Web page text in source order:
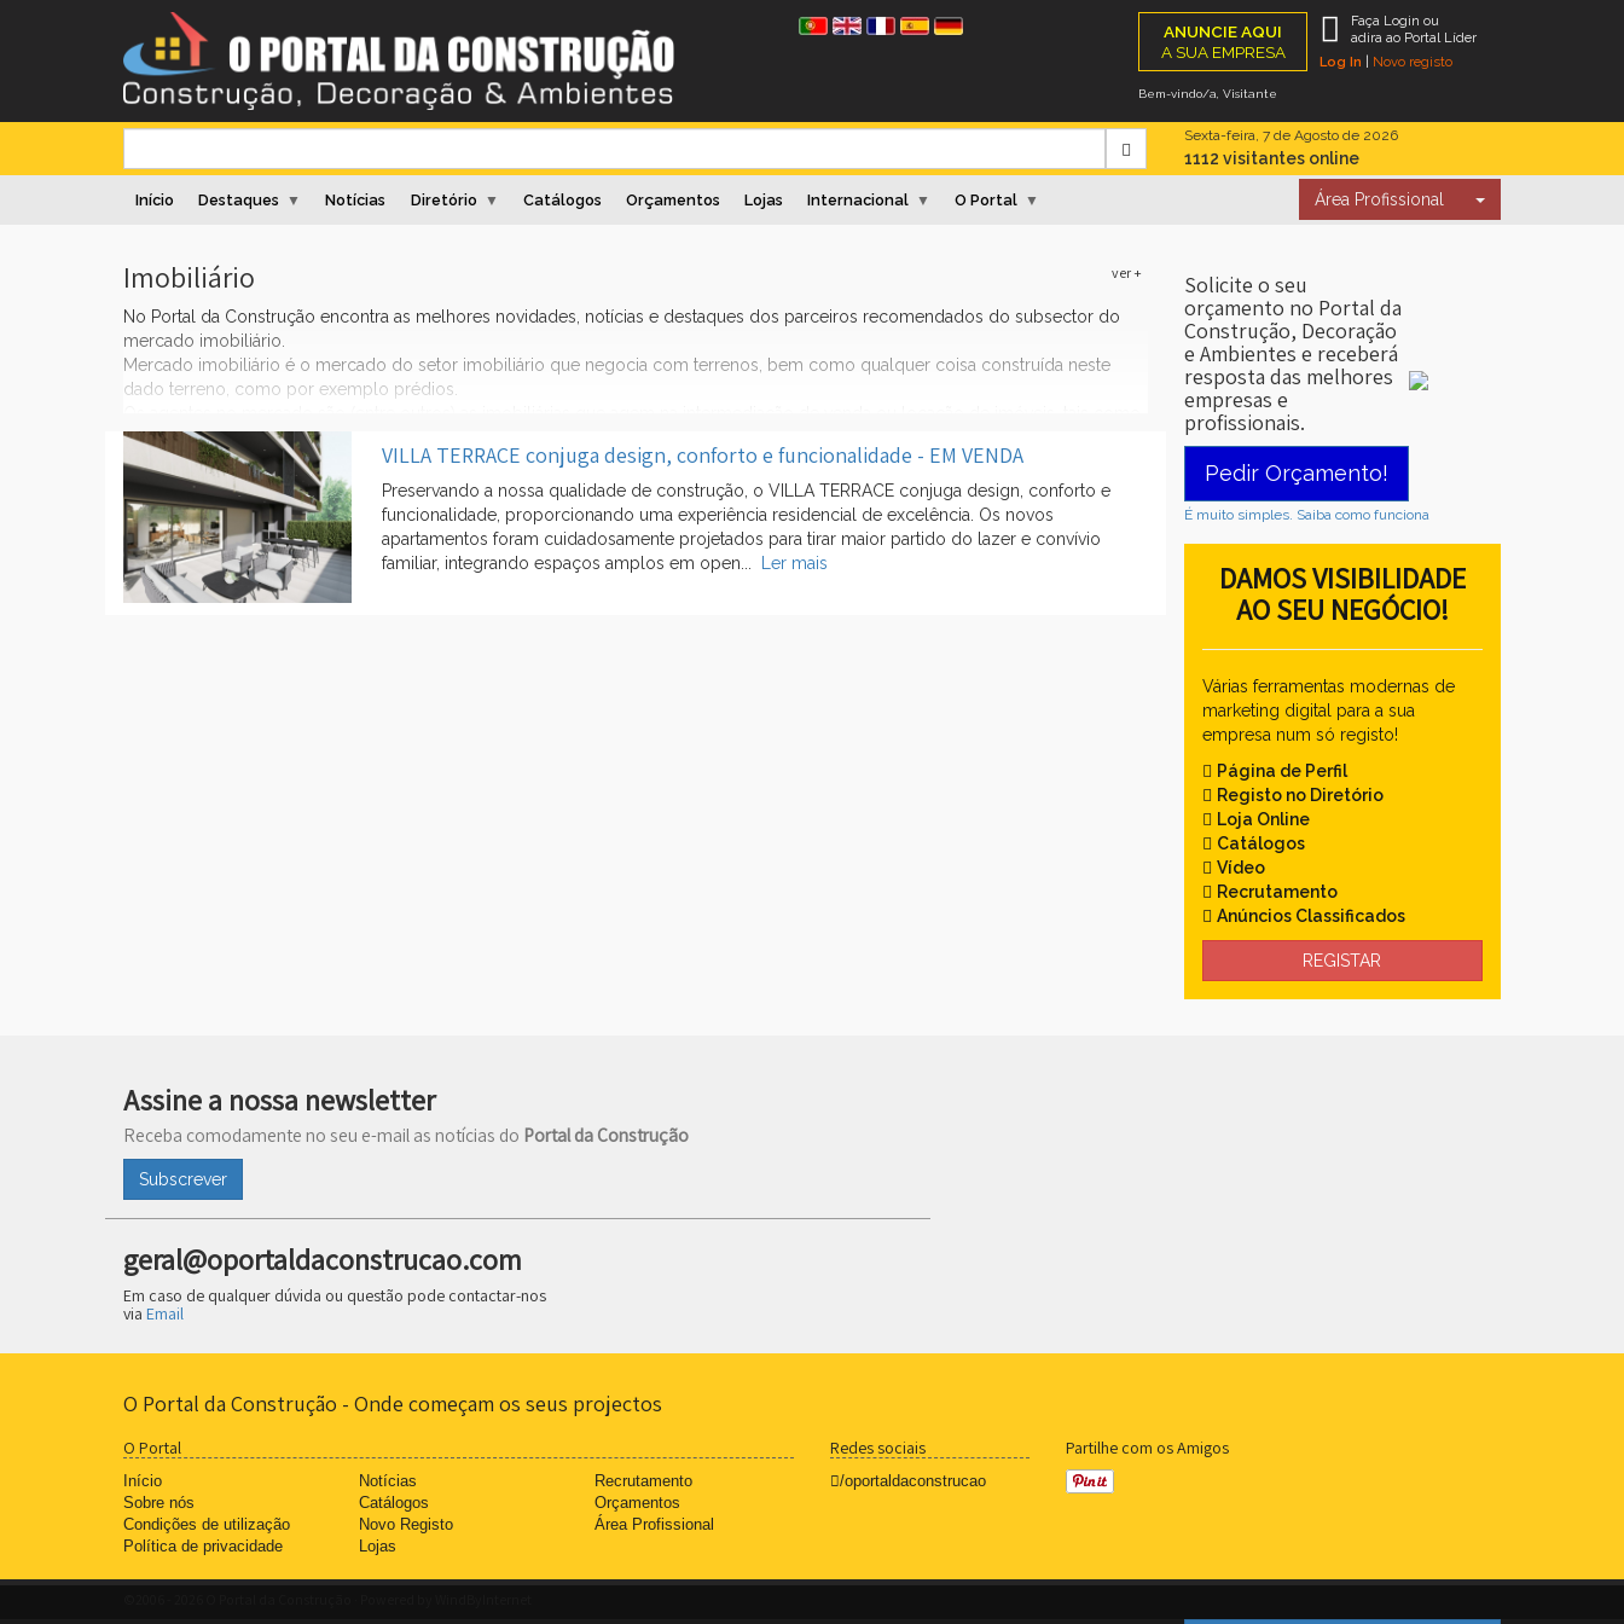
ANUNCIE AQUI
A SUA EMPRESA
Faça Login ou
adira ao Portal Líder
Log In
Novo registo
Bem-vindo/a, Visitante
Sexta-feira, 7 de Agosto de 2026
1112 visitantes online
Início Destaques ▼ Notícias Diretório ▼ Catálogos Orçamentos Lojas Internacional ▼ O Portal ▼ Área Profissional
Imobiliário ver +
No Portal da Construção encontra as melhores novidades, notícias e destaques dos parceiros recomendados do subsector do
mercado imobiliário.
Mercado imobiliário é o mercado do setor imobiliário que negocia com terrenos, bem como qualquer coisa construída neste
dado terreno, como por exemplo prédios.
moradias, apartamentos, terrenos e escritórios, empresas de administração condomínios de imóveis, bancos que concedem
créditos hipotecários, advogados especializados em direito imobiliário, órgãos públicos envolvidos no registro de imóveis e
notários que formalizam juridicamente a vontade das partes envolvidas numa compra/venda de imóvel.
VILLA TERRACE conjuga design, conforto e funcionalidade - EM VENDA
Preservando a nossa qualidade de construção, o VILLA TERRACE conjuga design, conforto e
funcionalidade, proporcionando uma experiência residencial de excelência. Os novos
apartamentos foram cuidadosamente projetados para tirar maior partido do lazer e convívio
familiar, integrando espaços amplos em open...
Ler mais
Solicite o seu
orçamento no Portal da
Construção, Decoração
e Ambientes e receberá
resposta das melhores
empresas e
profissionais.
Pedir Orçamento!
É muito simples. Saiba como funciona
DAMOS VISIBILIDADE
AO SEU NEGÓCIO!
Várias ferramentas modernas de
marketing digital para a sua
empresa num só registo!
Página de Perfil
Registo no Diretório
Loja Online
Catálogos
Vídeo
Recrutamento
Anúncios Classificados
REGISTAR
Assine a nossa newsletter
Receba comodamente no seu e-mail as notícias do Portal da Construção
Subscrever
geral@oportaldaconstrucao.com
Em caso de qualquer dúvida ou questão pode contactar-nos
via Email
O Portal da Construção - Onde começam os seus projectos
O Portal
Início
Sobre nós
Condições de utilização
Política de privacidade
Notícias
Catálogos
Novo Registo
Lojas
Recrutamento
Orçamentos
Área Profissional
Redes sociais
/oportaldaconstrucao
Partilhe com os Amigos